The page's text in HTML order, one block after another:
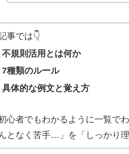
事では👇
不規則活用とは何か
7種類のルール
具体的な例文と覚え方
心者でもわかるように一覧で
んとなく苦手…」を「しっかり